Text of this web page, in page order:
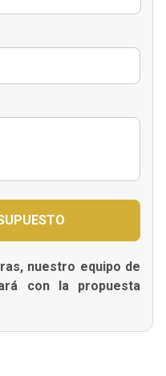
nuestro equipo de
con la propuesta